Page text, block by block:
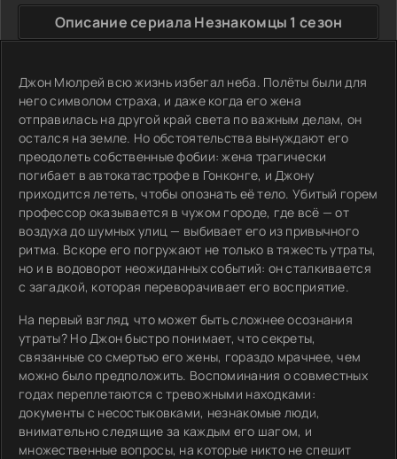
Описание сериала Незнакомцы 1 сезон
Джон Мюлрей всю жизнь избегал неба. Полёты были для
него символом страха, и даже когда его жена
отправилась на другой край света по важным делам, он
остался на земле. Но обстоятельства вынуждают его
преодолеть собственные фобии: жена трагически
погибает в автокатастрофе в Гонконге, и Джону
приходится лететь, чтобы опознать её тело. Убитый горем
профессор оказывается в чужом городе, где всё — от
воздуха до шумных улиц — выбивает его из привычного
ритма. Вскоре его погружают не только в тяжесть утраты,
но и в водоворот неожиданных событий: он сталкивается
с загадкой, которая переворачивает его восприятие.
На первый взгляд, что может быть сложнее осознания
утраты? Но Джон быстро понимает, что секреты,
связанные со смертью его жены, гораздо мрачнее, чем
можно было предположить. Воспоминания о совместных
годах переплетаются с тревожными находками:
документы с несостыковками, незнакомые люди,
внимательно следящие за каждым его шагом, и
множественные вопросы, на которые никто не спешит